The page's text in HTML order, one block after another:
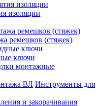
изоляции
ремешков (стяжек)
ключи
монтажные
Инструменты для